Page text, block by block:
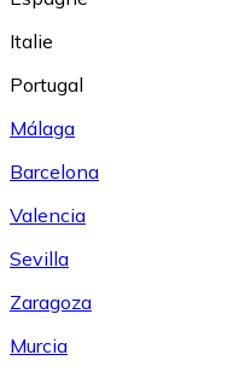
Italie
Portugal
Málaga
Barcelona
Valencia
Sevilla
Zaragoza
Murcia